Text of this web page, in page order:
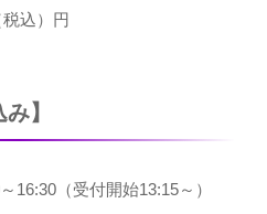
込）円
】
16:30（受付開始13:15～）